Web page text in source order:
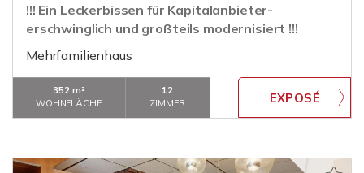
!!! Ein Leckerbissen für Kapitalanbieter-
erschwinglich und großteils modernisiert !!!
Mehrfamilienhaus
352 m²
WOHNFLÄCHE
12
ZIMMER